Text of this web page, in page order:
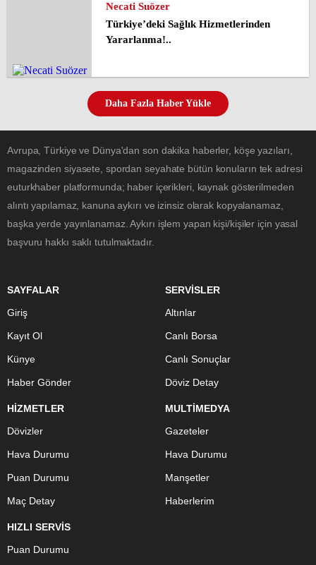
Necati Suözer
Türkiye’deki Sağlık Hizmetlerinden
Yararlanma!..
Daha Fazla Haber Yükle
Avrupa, Türkiye ve Dünya'dan son dakika haberler, köşe yazıları,
magazinden siyasete, spordan seyahate bütün konuların tek adresi
euturkhaber platformunda; haber içerikleri, kaynak gösterilmeden
alıntı yapılamaz, kanuna aykırı ve izinsiz olarak kopyalanamaz,
başka yerde yayınlanamaz. Aykırı işlem yapan kişi/kişiler için yasal
başvuru hakkı saklı tutulmaktadır.
SAYFALAR
Giriş
Kayıt Ol
Künye
Haber Gönder
SERVİSLER
Altınlar
Canlı Borsa
Canlı Sonuçlar
Döviz Detay
HİZMETLER
Dövizler
Hava Durumu
Puan Durumu
Maç Detay
MULTİMEDYA
Gazeteler
Hava Durumu
Manşetler
Haberlerim
HIZLI SERVİS
Puan Durumu